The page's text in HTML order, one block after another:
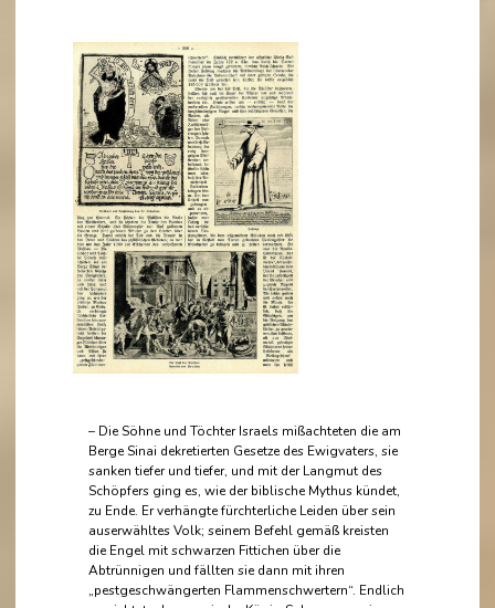
– Die Söhne und Töchter Israels mißachteten die am
Berge Sinai dekretierten Gesetze des Ewigvaters, sie
sanken tiefer und tiefer, und mit der Langmut des
Schöpfers ging es, wie der biblische Mythus kündet,
zu Ende. Er verhängte fürchterliche Leiden über sein
auserwähltes Volk; seinem Befehl gemäß kreisten
die Engel mit schwarzen Fittichen über die
Abtrünnigen und fällten sie dann mit ihren
„pestgeschwängerten Flammenschwertern“. Endlich